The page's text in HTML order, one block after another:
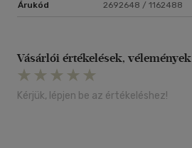
Árukód 2692648 / 1162488
Vásárlói értékelések, vélemények
Kérjük, lépjen be az értékeléshez!